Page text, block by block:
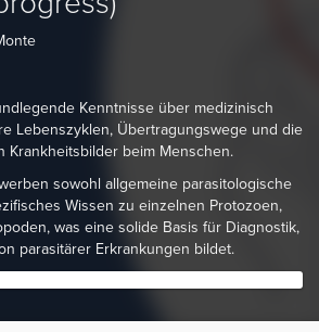
Kenntnisse über medizinisch
Lebenszyklen, Übertragungswege und die
Krankheitsbilder beim Menschen.
sowohl allgemeine parasitologische
Wissen zu einzelnen Protozoen,
was eine solide Basis für Diagnostik,
parasitärer Erkrankungen bildet.